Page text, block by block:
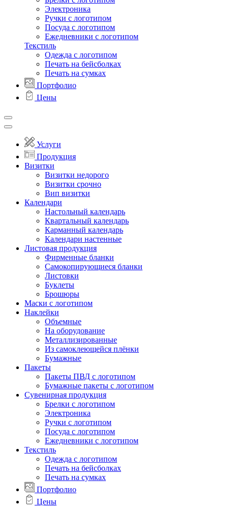
Электроника
Ручки с логотипом
Посуда с логотипом
Ежедневники с логотипом
Текстиль
Одежда с логотипом
Печать на бейсболках
Печать на сумках
Портфолио
Цены
Услуги
Продукция
Визитки
Визитки недорого
Визитки срочно
Вип визитки
Календари
Настольный календарь
Квартальный календарь
Карманный календарь
Календари настенные
Листовая продукция
Фирменные бланки
Самокопирующиеся бланки
Листовки
Буклеты
Брошюры
Маски с логотипом
Наклейки
Объемные
На оборудование
Металлизированные
Из самоклеющейся плёнки
Бумажные
Пакеты
Пакеты ПВД с логотипом
Бумажные пакеты с логотипом
Сувенирная продукция
Брелки с логотипом
Электроника
Ручки с логотипом
Посуда с логотипом
Ежедневники с логотипом
Текстиль
Одежда с логотипом
Печать на бейсболках
Печать на сумках
Портфолио
Цены